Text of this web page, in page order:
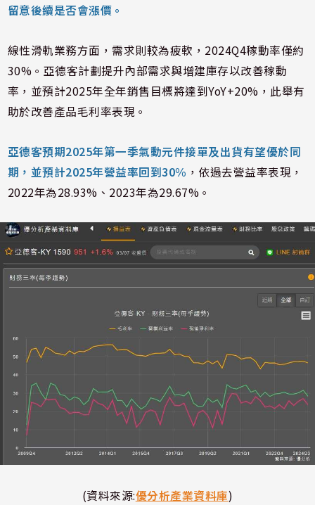
留意後續是否會漲價。
線性滑軌業務方面，需求則較為疲軟，2024Q4稼動率僅約
30%。亞德客計劃提升內部需求與增建庫存以改善稼動
率，並預計2025年全年銷售目標將達到YoY+20%，此舉有
助於改善產品毛利率表現。
亞德客預期2025年第一季氣動元件接單及出貨有望優於同
期，並預計2025年營益率回到30% ，依過去營益率表現，
2022年為28.93%、2023年為29.67%。
(資料來源:優分析產業資料庫)